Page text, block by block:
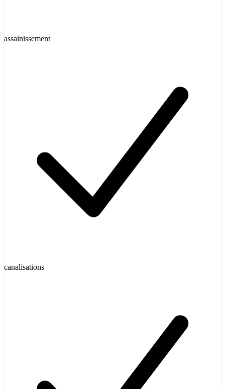
assainissement
canalisations